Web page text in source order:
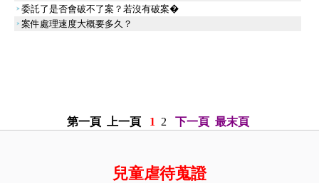
委託了是否會破不了案？若沒有破案�
案件處理速度大概要多久？
第一頁 上一頁 1 2 下一頁 最末頁
兒童虐待蒐證